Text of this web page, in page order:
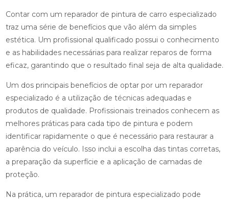
Contar com um reparador de pintura de carro especializado
traz uma série de benefícios que vão além da simples
estética. Um profissional qualificado possui o conhecimento
e as habilidades necessárias para realizar reparos de forma
eficaz, garantindo que o resultado final seja de alta qualidade.
Um dos principais benefícios de optar por um reparador
especializado é a utilização de técnicas adequadas e
produtos de qualidade. Profissionais treinados conhecem as
melhores práticas para cada tipo de pintura e podem
identificar rapidamente o que é necessário para restaurar a
aparência do veículo. Isso inclui a escolha das tintas corretas,
a preparação da superfície e a aplicação de camadas de
proteção.
Na prática, um reparador de pintura especializado pode